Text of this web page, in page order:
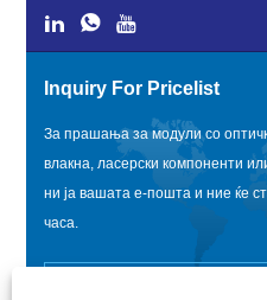
Inquiry For Pricelist
За прашања за модули со
влакна, ласерски компоненти
ни ја вашата е-пошта и ние ќе
часа.